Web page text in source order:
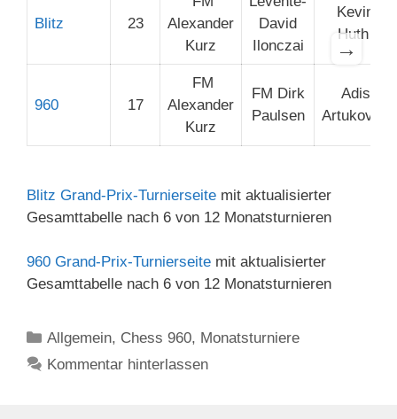
Blitz 23
Alexander
Kurz
David
Ilonczai
Kevin
Huth
960 17
FM
Alexander
Kurz
FM Dirk
Paulsen
Adis
Artukovic
→
Blitz Grand-Prix-Turnierseite mit aktualisierter
Gesamttabelle nach 6 von 12 Monatsturnieren
960 Grand-Prix-Turnierseite mit aktualisierter
Gesamttabelle nach 6 von 12 Monatsturnieren
Kategorien
Allgemein, Chess 960, Monatsturniere
Kommentar hinterlassen